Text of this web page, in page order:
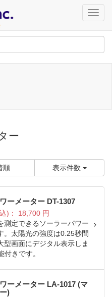
ー
順 表示件数
ーメーター DT-1307
)： 18,700円
測定できるソーラーパワー
。太陽光の強度は0.25秒間
型画面にデジタル表示しま
きです。
ーメーター LA-1017 (マ
)